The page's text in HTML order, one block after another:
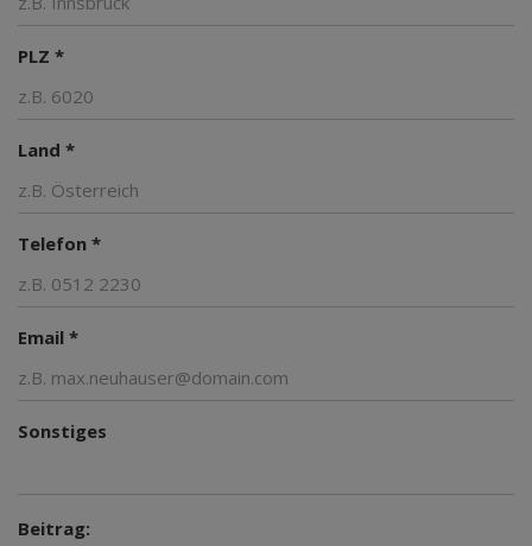
PLZ *
Land *
Telefon *
Email *
Sonstiges
Beitrag: